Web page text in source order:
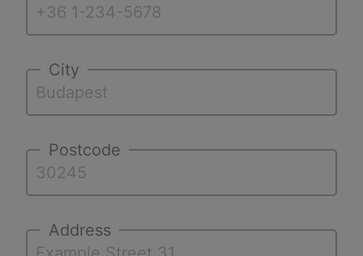
City
Postcode
Address